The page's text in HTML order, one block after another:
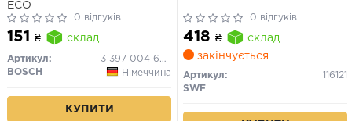
ECO
0 відгуків
151 ₴ склад
Артикул:
3 397 004 669
BOSCH
Німеччина
КУПИТИ
0 відгуків
418 ₴
склад
закінчується
Артикул:
116121
SWF